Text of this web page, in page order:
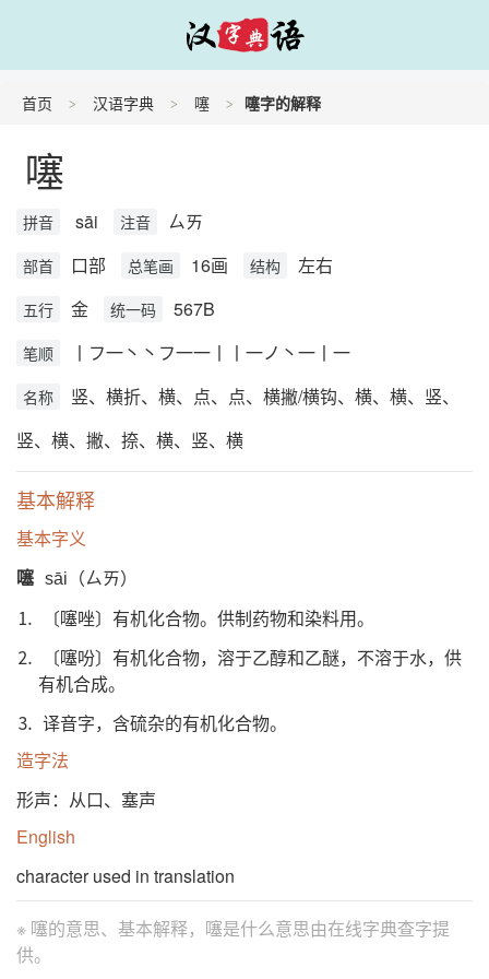
首页 汉语字典 噻 噻字的解释
噻
拼音 sāi 注音 ㄙㄞ
部首 口部 总笔画 16画 结构 左右
五行 金 统一码 567B
笔顺 丨フ一丶丶フ一一丨丨一ノ丶一丨一
名称
竖、横折、横、点、点、横撇/横钩、横、横、竖、
竖、横、撇、捺、横、竖、横
基本解释
基本字义
噻 sāi（ㄙㄞ）
⒈ 〔噻唑〕有机化合物。供制药物和染料用。
⒉ 〔噻吩〕有机化合物，溶于乙醇和乙醚，不溶于水，供
有机合成。
⒊ 译音字，含硫杂的有机化合物。
造字法
形声：从口、塞声
English
character used in translation
※ 噻的意思、基本解释，噻是什么意思由在线字典查字提
供。